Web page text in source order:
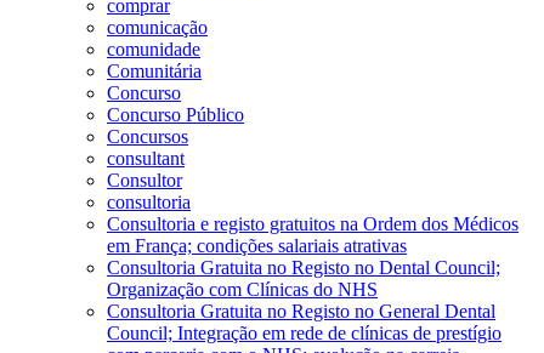
comprar
comunicação
comunidade
Comunitária
Concurso
Concurso Público
Concursos
consultant
Consultor
consultoria
Consultoria e registo gratuitos na Ordem dos Médicos
em França; condições salariais atrativas
Consultoria Gratuita no Registo no Dental Council;
Organização com Clínicas do NHS
Consultoria Gratuita no Registo no General Dental
Council; Integração em rede de clínicas de prestígio